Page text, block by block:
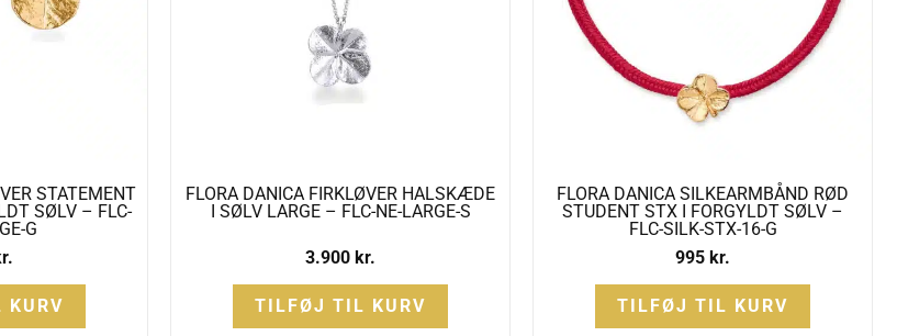
STATEMENT
SØLV – FLC-
G
FLORA DANICA FIRKLØVER HALSKÆDE
I SØLV LARGE – FLC-NE-LARGE-S
3.900 kr.
TILFØJ TIL KURV
FLORA DANICA SILKEARMBÅND RØD
STUDENT STX I FORGYLDT SØLV –
FLC-SILK-STX-16-G
995 kr.
TILFØJ TIL KURV